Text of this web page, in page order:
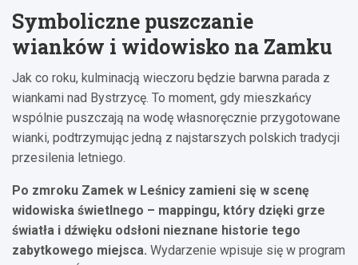
Symboliczne puszczanie
wianków i widowisko na Zamku
Jak co roku, kulminacją wieczoru będzie barwna parada z
wiankami nad Bystrzycę. To moment, gdy mieszkańcy
wspólnie puszczają na wodę własnoręcznie przygotowane
wianki, podtrzymując jedną z najstarszych polskich tradycji
przesilenia letniego.
Po zmroku Zamek w Leśnicy zamieni się w scenę
widowiska świetlnego – mappingu, który dzięki grze
światła i dźwięku odsłoni nieznane historie tego
zabytkowego miejsca. Wydarzenie wpisuje się w program